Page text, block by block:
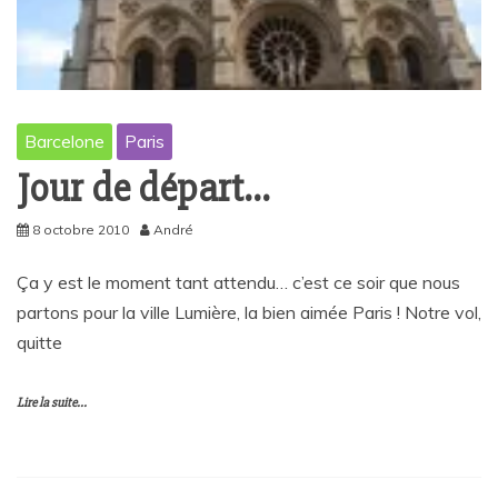
Barcelone Paris
Jour de départ…
8 octobre 2010 André
Ça y est le moment tant attendu… c’est ce soir que nous
partons pour la ville Lumière, la bien aimée Paris ! Notre vol,
quitte
Lire la suite...